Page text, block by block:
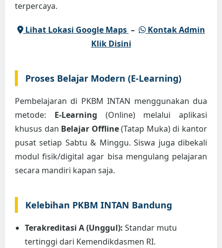
terpercaya.
Lihat Lokasi Google Maps –
Kontak Admin
Klik Disini
Proses Belajar Modern (E-Learning)
Pembelajaran di PKBM INTAN menggunakan dua
metode: E-Learning (Online) melalui aplikasi
khusus dan Belajar Offline(Tatap Muka) di kantor
pusat setiap Sabtu & Minggu. Siswa juga dibekali
modul fisik/digital agar bisa mengulang pelajaran
secara mandiri kapan saja.
Kelebihan PKBM INTAN Bandung
Terakreditasi A (Unggul): Standar mutu
tertinggi dari Kemendikdasmen RI.